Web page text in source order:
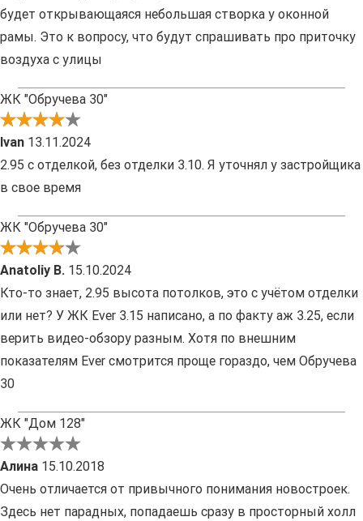
будет открывающаяся небольшая створка у оконной
рамы. Это к вопросу, что будут спрашивать про приточку
воздуха с улицы
ЖК "Обручева 30"
Ivan 13.11.2024
2.95 с отделкой, без отделки 3.10. Я уточнял у застройщика
в свое время
ЖК "Обручева 30"
Anatoliy B. 15.10.2024
Кто-то знает, 2.95 высота потолков, это с учётом отделки
или нет? У ЖК Ever 3.15 написано, а по факту аж 3.25, если
верить видео-обзору разным. Хотя по внешним
показателям Ever смотрится проще гораздо, чем Обручева
30
ЖК "Дом 128"
Алина 15.10.2018
Очень отличается от привычного понимания новостроек.
Здесь нет парадных, попадаешь сразу в просторный холл